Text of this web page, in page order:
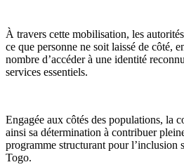
À travers cette mobilisation, les
ce que personne ne soit laissé de côté,
nombre d’accéder à une identité
services essentiels.
Engagée aux côtés des populations, la
ainsi sa détermination à contribuer
programme structurant pour l’inclusion
Togo.